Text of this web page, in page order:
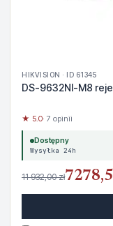
HIKVISION · ID 61345
DS-9632NI-M8
★ 5.0· 7 opinii
Dostępny
Wysyłka 24h
11 932,00 zł